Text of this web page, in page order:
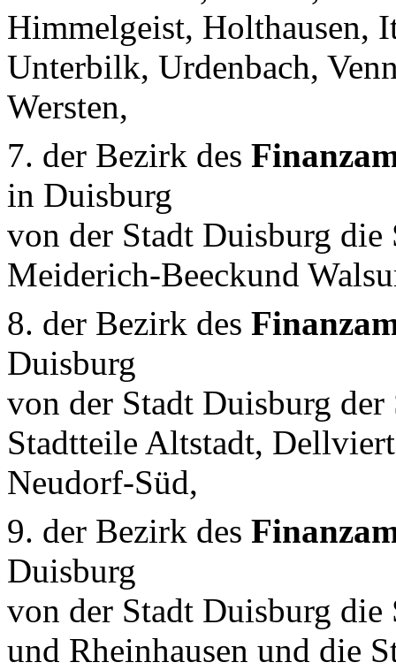
Himmelgeist, Holthausen,
Unterbilk, Urdenbach,
Wersten,
7. der Bezirk des
in Duisburg
von der Stadt Duisburg
Meiderich-Beeckund
8. der Bezirk des
Duisburg
von der Stadt Duisburg
Stadtteile Altstadt,
Neudorf-Süd,
9. der Bezirk des
Duisburg
von der Stadt Duisburg
und Rheinhausen und die